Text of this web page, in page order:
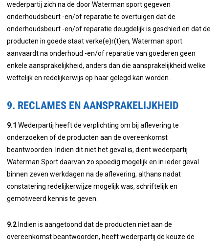
wederpartij zich na de door Waterman sport gegeven
onderhoudsbeurt -en/of reparatie te overtuigen dat de
onderhoudsbeurt -en/of reparatie deugdelijk is geschied en dat de
producten in goede staat verke(e)r(t)en, Waterman sport
aanvaardt na onderhoud -en/of reparatie van goederen geen
enkele aansprakelijkheid, anders dan die aansprakelijkheid welke
wettelijk en redelijkerwijs op haar gelegd kan worden.
9. RECLAMES EN AANSPRAKELIJKHEID
9.1 Wederpartij heeft de verplichting om bij aflevering te
onderzoeken of de producten aan de overeenkomst
beantwoorden. Indien dit niet het geval is, dient wederpartij
Waterman Sport daarvan zo spoedig mogelijk en in ieder geval
binnen zeven werkdagen na de aflevering, althans nadat
constatering redelijkerwijze mogelijk was, schriftelijk en
gemotiveerd kennis te geven.
9.2 Indien is aangetoond dat de producten niet aan de
overeenkomst beantwoorden, heeft wederpartij de keuze de